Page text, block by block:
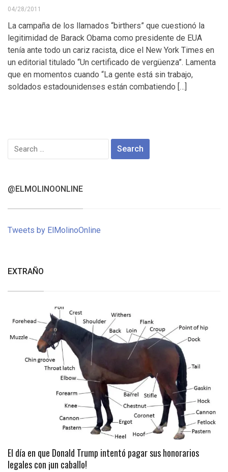
04/28/2011
La campaña de los llamados “birthers” que cuestionó la
legitimidad de Barack Obama como presidente de EUA
tenía ante todo un cariz racista, dice el New York Times en
un editorial titulado “Un certificado de vergüenza”. Lamenta
que en momentos cuando “La gente está sin trabajo,
soldados estadounidenses están combatiendo […]
Search
for:
@ELMOLINOONLINE
Tweets by ElMolinoOnline
EXTRAÑO
El día en que Donald Trump intentó pagar sus honorarios
legales con ¡un caballo!